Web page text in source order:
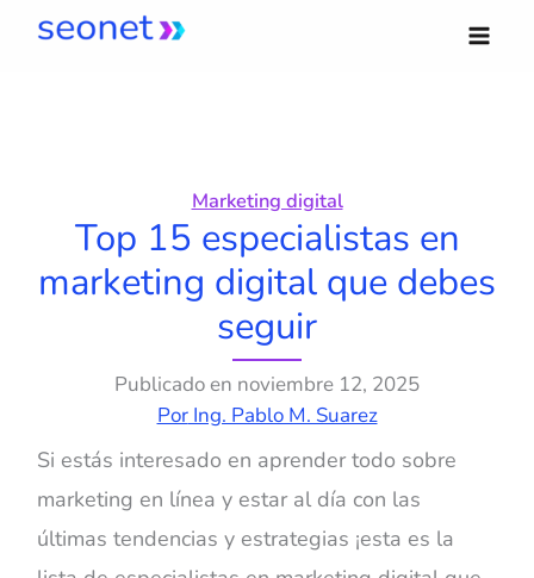
Marketing digital
Top 15 especialistas en
marketing digital que debes
seguir
Publicado en noviembre 12, 2025
PorIng. Pablo M. Suarez
Si estás interesado en aprender todo sobre
marketing en línea y estar al día con las
últimas tendencias y estrategias ¡esta es la